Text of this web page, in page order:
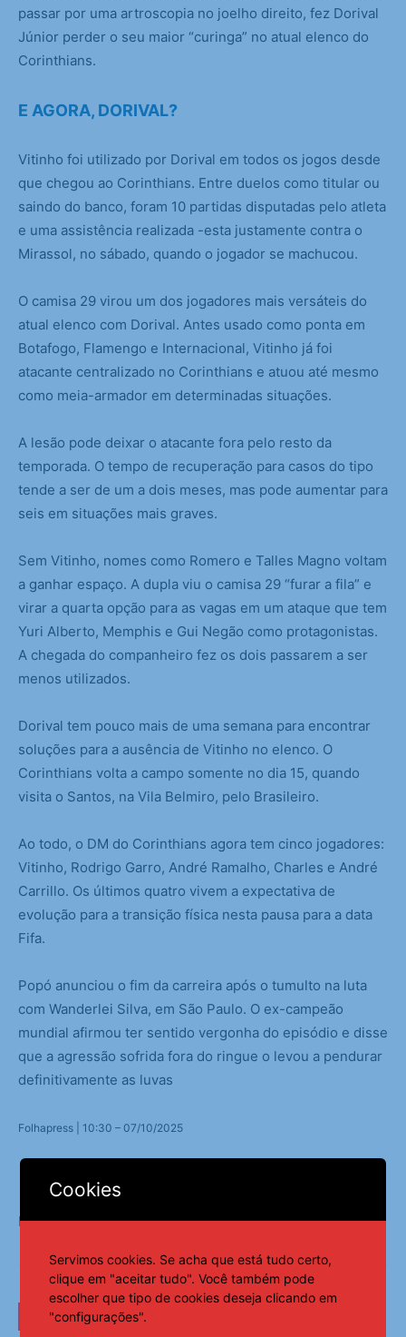
passar por uma artroscopia no joelho direito, fez Dorival
Júnior perder o seu maior “curinga” no atual elenco do
Corinthians.
E AGORA, DORIVAL?
Vitinho foi utilizado por Dorival em todos os jogos desde
que chegou ao Corinthians. Entre duelos como titular ou
saindo do banco, foram 10 partidas disputadas pelo atleta
e uma assistência realizada -esta justamente contra o
Mirassol, no sábado, quando o jogador se machucou.
O camisa 29 virou um dos jogadores mais versáteis do
atual elenco com Dorival. Antes usado como ponta em
Botafogo, Flamengo e Internacional, Vitinho já foi
atacante centralizado no Corinthians e atuou até mesmo
como meia-armador em determinadas situações.
A lesão pode deixar o atacante fora pelo resto da
temporada. O tempo de recuperação para casos do tipo
tende a ser de um a dois meses, mas pode aumentar para
seis em situações mais graves.
Sem Vitinho, nomes como Romero e Talles Magno voltam
a ganhar espaço. A dupla viu o camisa 29 “furar a fila” e
virar a quarta opção para as vagas em um ataque que tem
Yuri Alberto, Memphis e Gui Negão como protagonistas.
A chegada do companheiro fez os dois passarem a ser
menos utilizados.
Dorival tem pouco mais de uma semana para encontrar
soluções para a ausência de Vitinho no elenco. O
Corinthians volta a campo somente no dia 15, quando
visita o Santos, na Vila Belmiro, pelo Brasileiro.
Ao todo, o DM do Corinthians agora tem cinco jogadores:
Vitinho, Rodrigo Garro, André Ramalho, Charles e André
Carrillo. Os últimos quatro vivem a expectativa de
evolução para a transição física nesta pausa para a data
Fifa.
Popó anunciou o fim da carreira após o tumulto na luta
com Wanderlei Silva, em São Paulo. O ex-campeão
mundial afirmou ter sentido vergonha do episódio e disse
que a agressão sofrida fora do ringue o levou a pendurar
definitivamente as luvas
Folhapress | 10:30 – 07/10/2025
Fonte:Notícias ao Minuto
LEIA TAMBÉM
Cookies
Servimos cookies. Se acha que está tudo certo,
clique em "aceitar tudo". Você também pode
escolher que tipo de cookies deseja clicando em
"configurações".